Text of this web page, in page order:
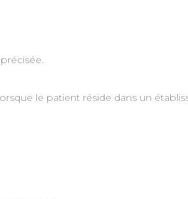
le patient réside dans un